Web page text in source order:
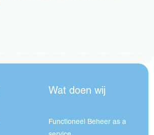
Wat doen wij
Functioneel Beheer as a